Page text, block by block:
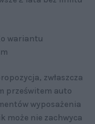
wariantu
zwłaszcza
prześwitem auto
wyposażenia
może nie zachwyca